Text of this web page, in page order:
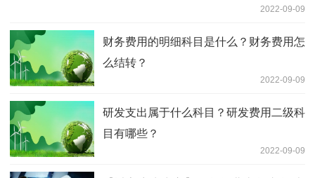
2022-09-09
财务费用的明细科目是什么？财务费用怎
么结转？
2022-09-09
研发支出属于什么科目？研发费用二级科
目有哪些？
2022-09-09